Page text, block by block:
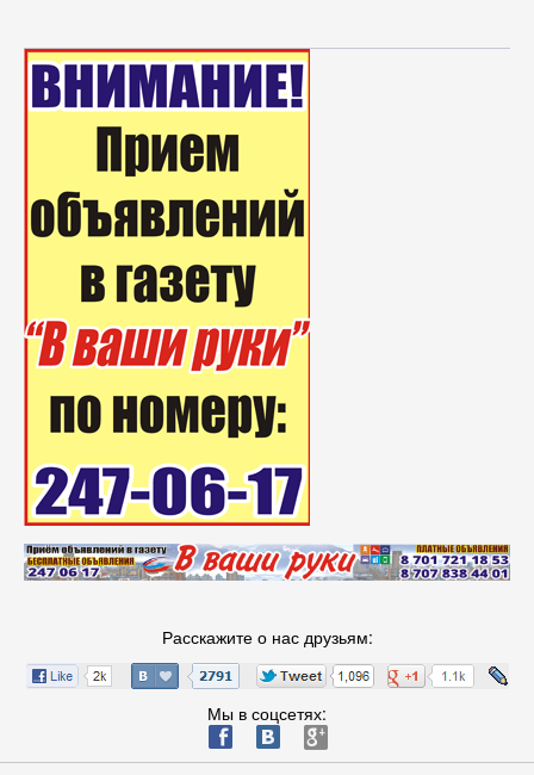
Расскажите о нас друзьям:
Мы в соцсетях:
ä æ è